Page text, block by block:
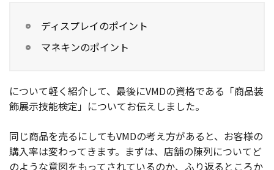
ディスプレイのポイント
マネキンのポイント
について軽く紹介して、最後にVMDの資格である「商品装
飾展示技能検定」についてお伝えしました。
同じ商品を売るにしてもVMDの考え方があると、お客様の
購入率は変わってきます。まずは、店舗の陳列についてど
のような意図をもってされているのか、ふり返るところか